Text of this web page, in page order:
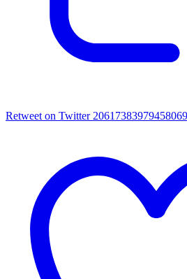
Retweet on Twitter